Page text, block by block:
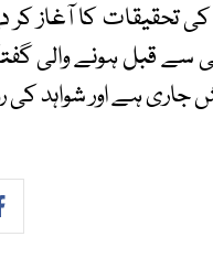
تحقیقات کا آغاز کر
سے قبل ہونے والی
ہے اور شواہد کی